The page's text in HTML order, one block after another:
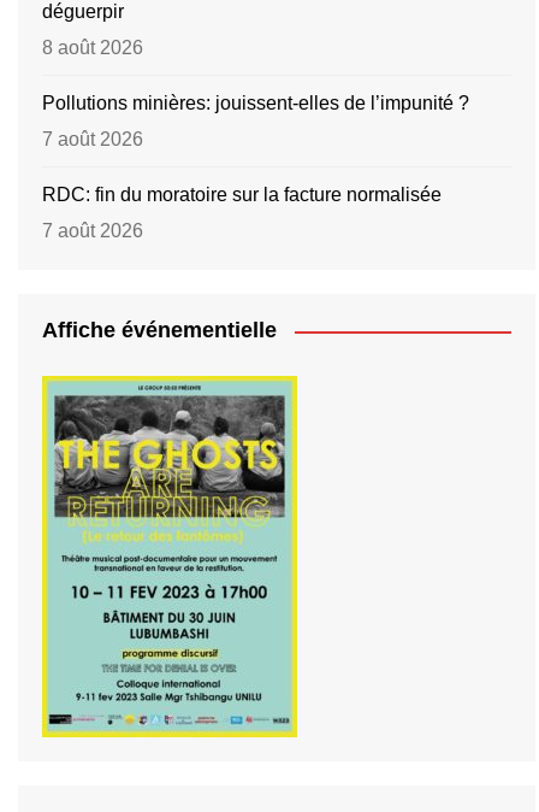
déguerpir
8 août 2026
Pollutions minières: jouissent-elles de l’impunité ?
7 août 2026
RDC: fin du moratoire sur la facture normalisée
7 août 2026
Affiche événementielle